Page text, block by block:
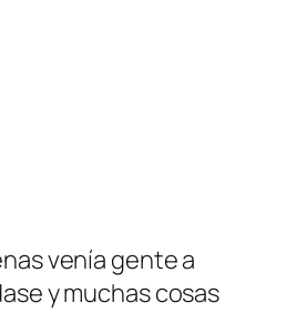
venía gente a
y muchas cosas